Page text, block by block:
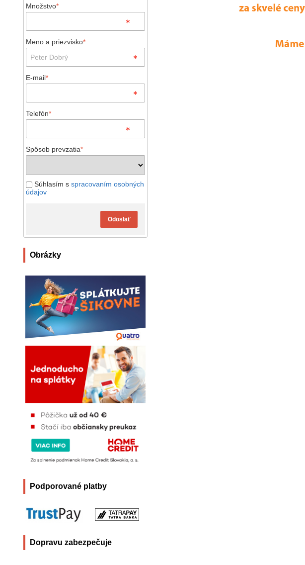
Množstvo*
Meno a priezvisko*
E-mail*
Telefón*
Spôsob prevzatia*
Súhlasím s spracovaním osobných
údajov
Odoslať
Obrázky
Podporované platby
Dopravu zabezpečuje